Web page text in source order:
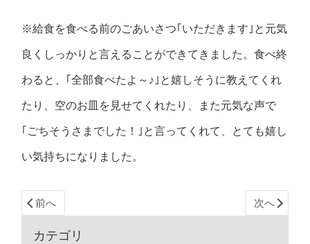
※給食を食べる前のごあいさつ｢いただきます｣と元気
良くしっかりと言えることができてきました。食べ終
わると、｢全部食べたよ～♪｣と嬉しそうに教えてくれ
たり、空のお皿を見せてくれたり、また元気な声で
｢ごちそうさまでした！｣と言ってくれて、とても嬉し
い気持ちになりました。
前へ 次へ
カテゴリ